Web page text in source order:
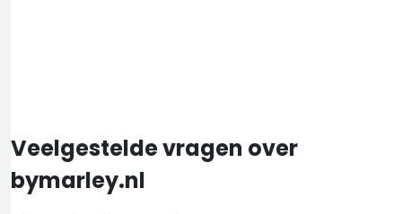
Veelgestelde vragen over
bymarley.nl